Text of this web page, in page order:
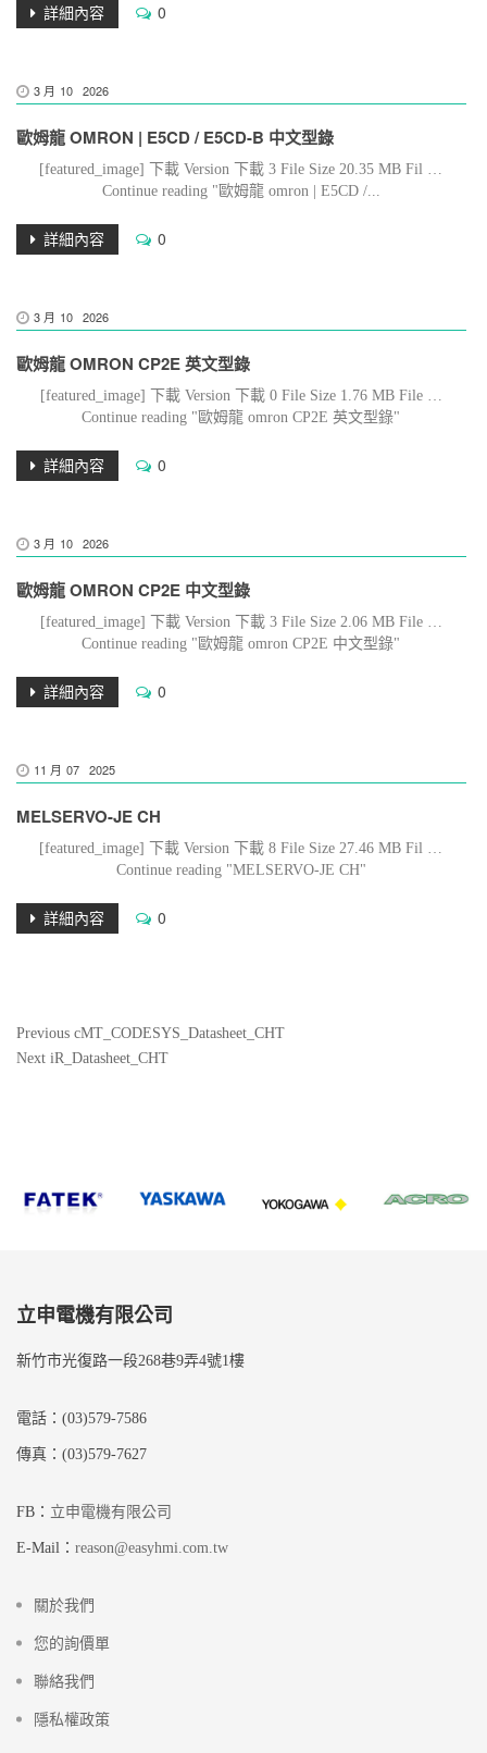
詳細內容 0
3 月 10 2026
歐姆龍 OMRON | E5CD / E5CD-B 中文型錄
[featured_image] 下載 Version 下載 3 File Size 20.35 MB Fil …
Continue reading "歐姆龍 omron | E5CD /...
詳細內容 0
3 月 10 2026
歐姆龍 OMRON CP2E 英文型錄
[featured_image] 下載 Version 下載 0 File Size 1.76 MB File …
Continue reading "歐姆龍 omron CP2E 英文型錄"
詳細內容 0
3 月 10 2026
歐姆龍 OMRON CP2E 中文型錄
[featured_image] 下載 Version 下載 3 File Size 2.06 MB File …
Continue reading "歐姆龍 omron CP2E 中文型錄"
詳細內容 0
11 月 07 2025
MELSERVO-JE CH
[featured_image] 下載 Version 下載 8 File Size 27.46 MB Fil …
Continue reading "MELSERVO-JE CH"
詳細內容 0
文
章
Previous
Post
Previous cMT_CODESYS_Datasheet_CHT
Next
Next iR_Datasheet_CHT
立申電機有限公司
新竹市光復路一段268巷9弄4號1樓
電話：(03)579-7586
傳真：(03)579-7627
FB： 立申電機有限公司
E-Mail： reason@easyhmi.com.tw
關於我們
您的詢價單
聯絡我們
隱私權政策